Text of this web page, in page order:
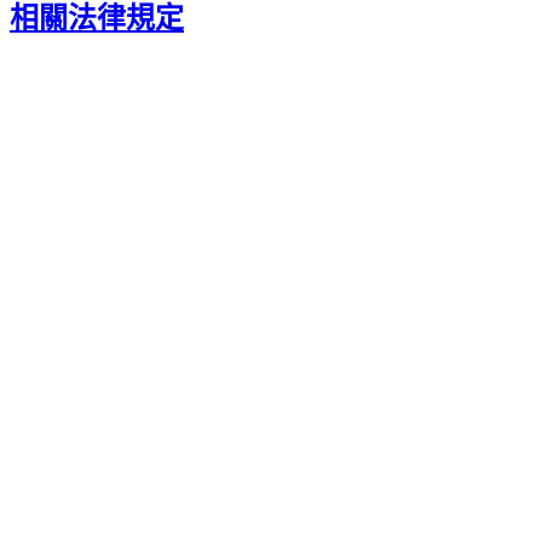
相關法律規定